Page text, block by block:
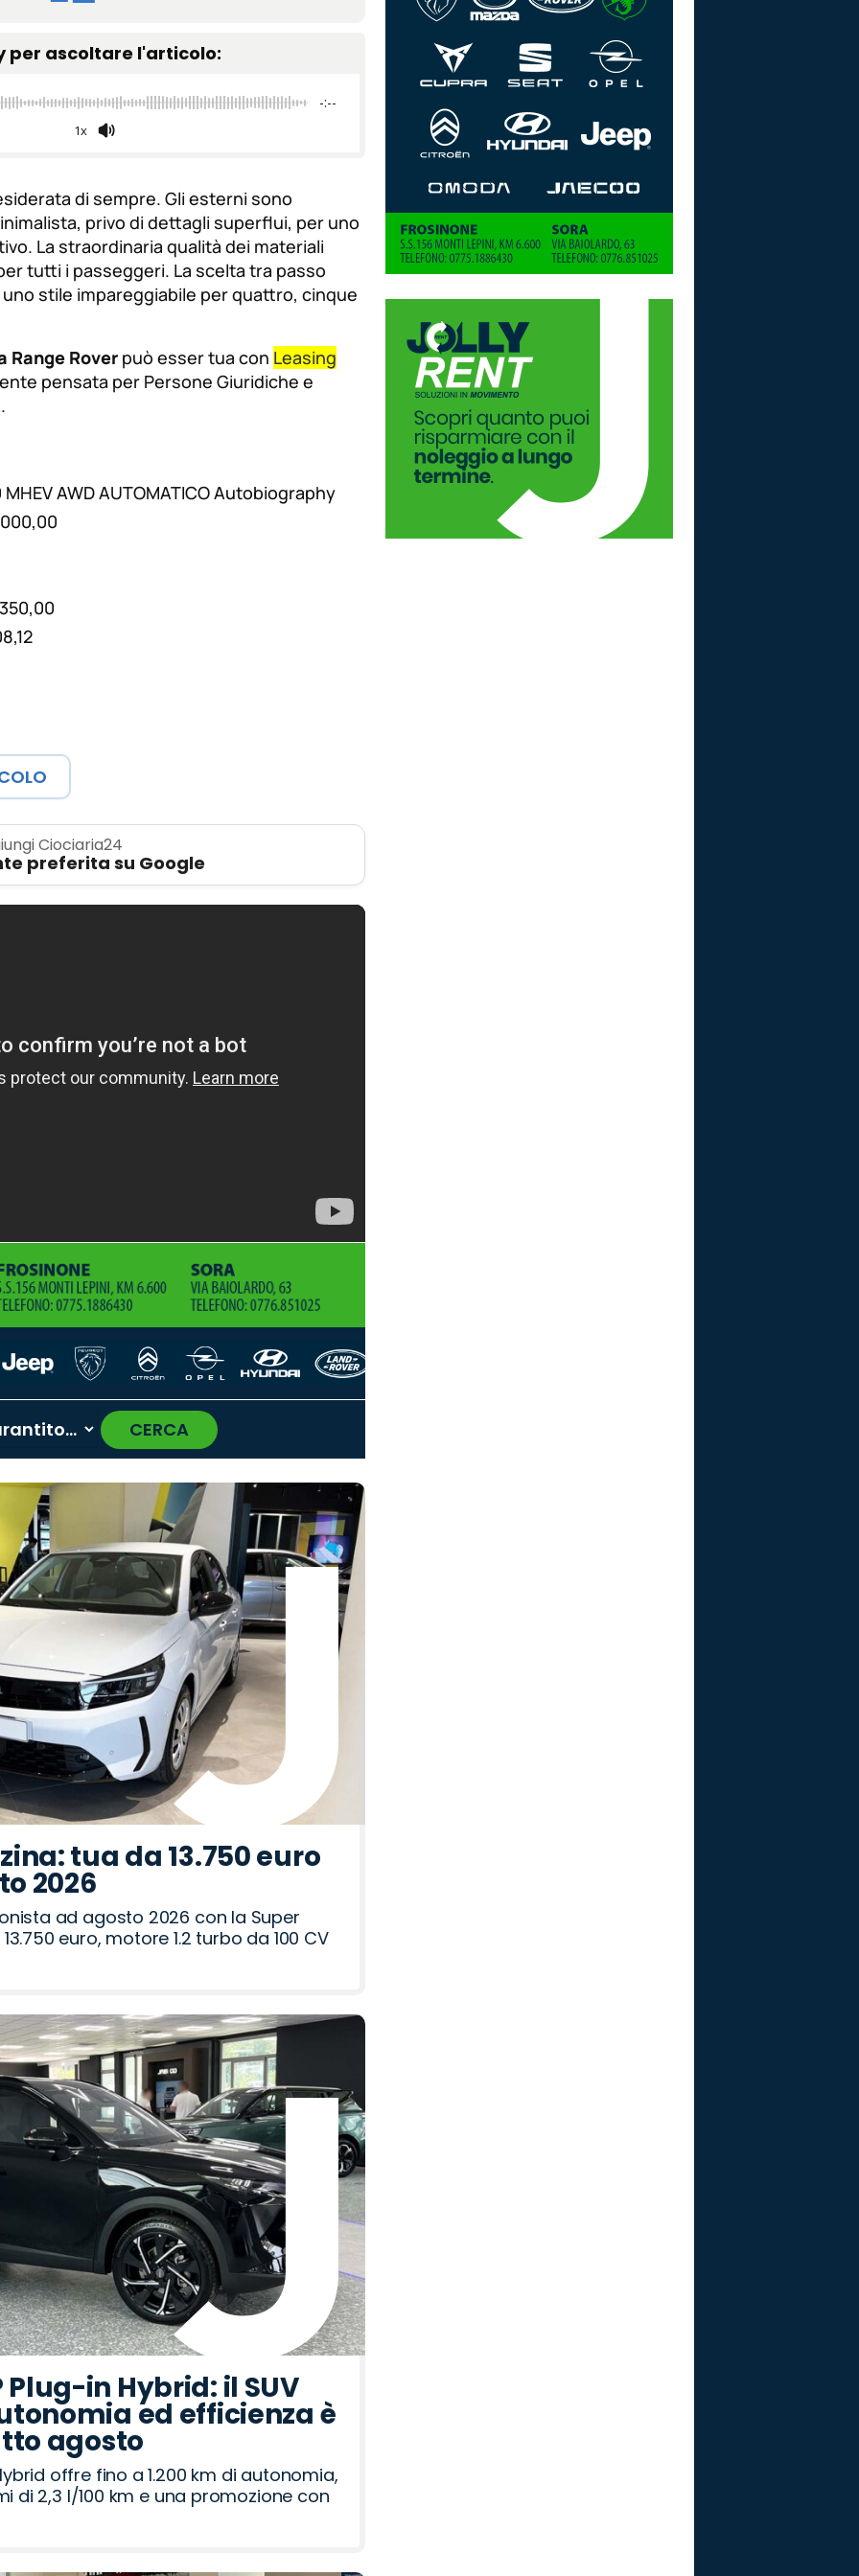
fuente.
de
fuente
tamaño
de
fuente.
per ascoltare l'articolo:
-:--
1x
di sempre. Gli esterni sono
privo di dettagli superflui, per uno
La straordinaria qualità dei materiali
tutti i passeggeri. La scelta tra passo
stile impareggiabile per quattro, cinque
Range Rover può esser tua con Leasing
pensata per Persone Giuridiche e
AWD AUTOMATICO Autobiography
Ciociaria24
preferita su Google
CERCA
›
tua da 13.750 euro
2026
ad agosto 2026 con la Super
euro, motore 1.2 turbo da 100 CV
Plug-in Hybrid: il SUV
ed efficienza è
agosto
offre fino a 1.200 km di autonomia,
di 2,3 l/100 km e una promozione con